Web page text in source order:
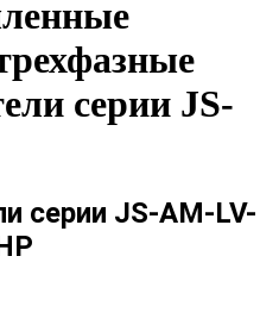
серии JS-
серии JS-AM-LV-